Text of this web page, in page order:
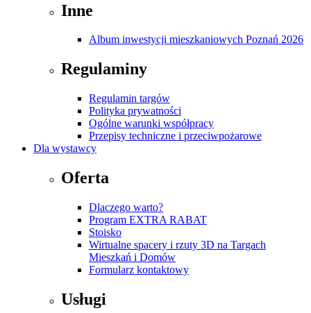
Inne
Album inwestycji mieszkaniowych Poznań 2026
Regulaminy
Regulamin targów
Polityka prywatności
Ogólne warunki współpracy
Przepisy techniczne i przeciwpożarowe
Dla wystawcy
Oferta
Dlaczego warto?
Program EXTRA RABAT
Stoisko
Wirtualne spacery i rzuty 3D na Targach
Mieszkań i Domów
Formularz kontaktowy
Usługi